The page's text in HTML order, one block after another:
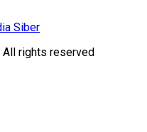
Siber
rights reserved